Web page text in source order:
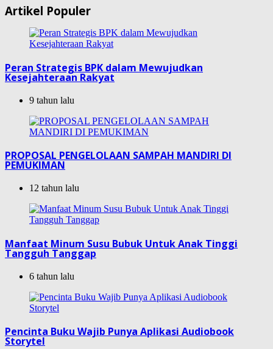
Artikel Populer
Peran Strategis BPK dalam Mewujudkan
Kesejahteraan Rakyat
9 tahun lalu
PROPOSAL PENGELOLAAN SAMPAH MANDIRI DI
PEMUKIMAN
12 tahun lalu
Manfaat Minum Susu Bubuk Untuk Anak Tinggi
Tangguh Tanggap
6 tahun lalu
Pencinta Buku Wajib Punya Aplikasi Audiobook
Storytel